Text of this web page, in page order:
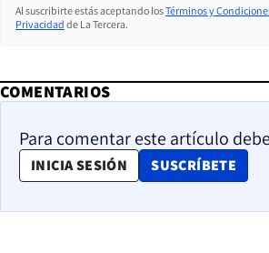
Al suscribirte estás aceptando losTérminos y
Privacidad de La Tercera.
COMENTARIOS
Para comentar este artículo
INICIA SESIÓN SUSCRÍBETE
OPENS IN NEW